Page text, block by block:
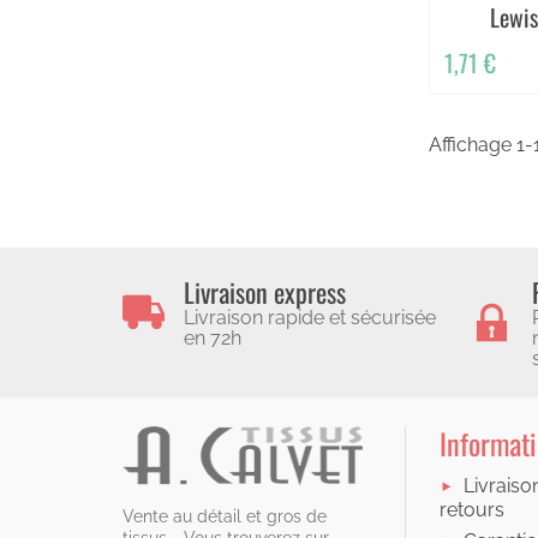
1,71 €
Affichage 1-
Livraison express
Livraison rapide et sécurisée
en 72h
Vente au détail et gros de
retours